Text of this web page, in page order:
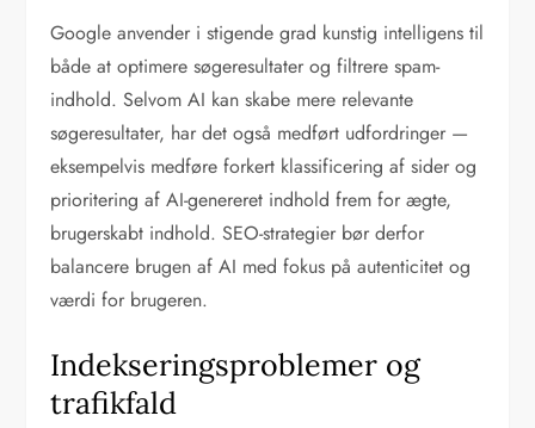
Google anvender i stigende grad kunstig intelligens til
både at optimere søgeresultater og filtrere spam-
indhold. Selvom AI kan skabe mere relevante
søgeresultater, har det også medført udfordringer —
eksempelvis medføre forkert klassificering af sider og
prioritering af AI-genereret indhold frem for ægte,
brugerskabt indhold. SEO-strategier bør derfor
balancere brugen af AI med fokus på autenticitet og
værdi for brugeren.
Indekseringsproblemer og
trafikfald